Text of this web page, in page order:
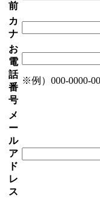
前
カ
ナ
お
電
話
番
号
※例）000-0000-
メ
ー
ル
ア
ド
レ
ス